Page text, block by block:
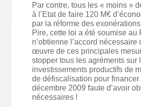
Par contre, tous les « moins »
à l’Etat de faire 120 M€
par la réforme des
Pire, cette loi a été soumise
n’obtienne l’accord
œuvre de ces principales
stopper tous les agréments
investissements productifs de
de défiscalisation pour
décembre 2009 faute d’avoir
nécessaires !